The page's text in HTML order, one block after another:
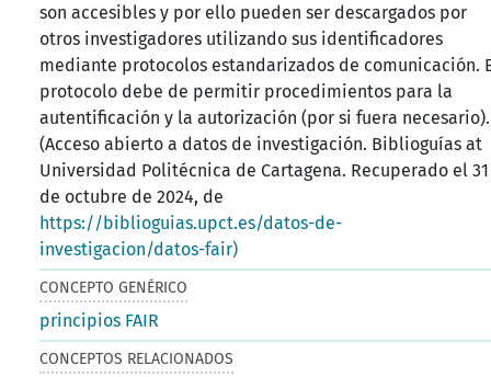
son accesibles y por ello pueden ser descargados por
otros investigadores utilizando sus identificadores
mediante protocolos estandarizados de comunicación.
protocolo debe de permitir procedimientos para la
autentificación y la autorización (por si fuera necesario).
(Acceso abierto a datos de investigación. Biblioguías at
Universidad Politécnica de Cartagena. Recuperado el 31
de octubre de 2024, de
https://biblioguias.upct.es/datos-de-
investigacion/datos-fair)
CONCEPTO GENÉRICO
principios FAIR
CONCEPTOS RELACIONADOS